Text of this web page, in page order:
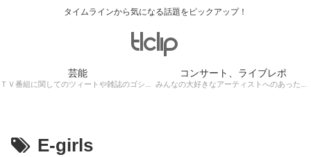
タイムラインから気になる話題をピックアップ！
芸能
ＴＶ番組に関してのツィートや雑誌のゴシップ記事、芸能人目撃情報・ロケ現場遭遇・・・
コンサート、ライブレポ
みんなの大好きなアーティストへのあったかぁ～い思いをツイッターレポートに保存！
E-girls